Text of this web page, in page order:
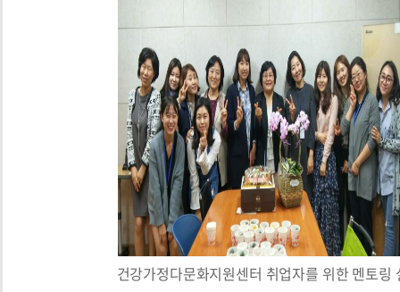
건강가정다문화지원센터 취업자를 위한 멘토링